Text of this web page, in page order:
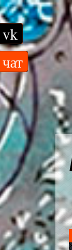
чат
vk